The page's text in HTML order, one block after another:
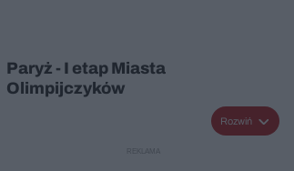
Paryż - I etap Miasta
Olimpijczyków
Rozwiń